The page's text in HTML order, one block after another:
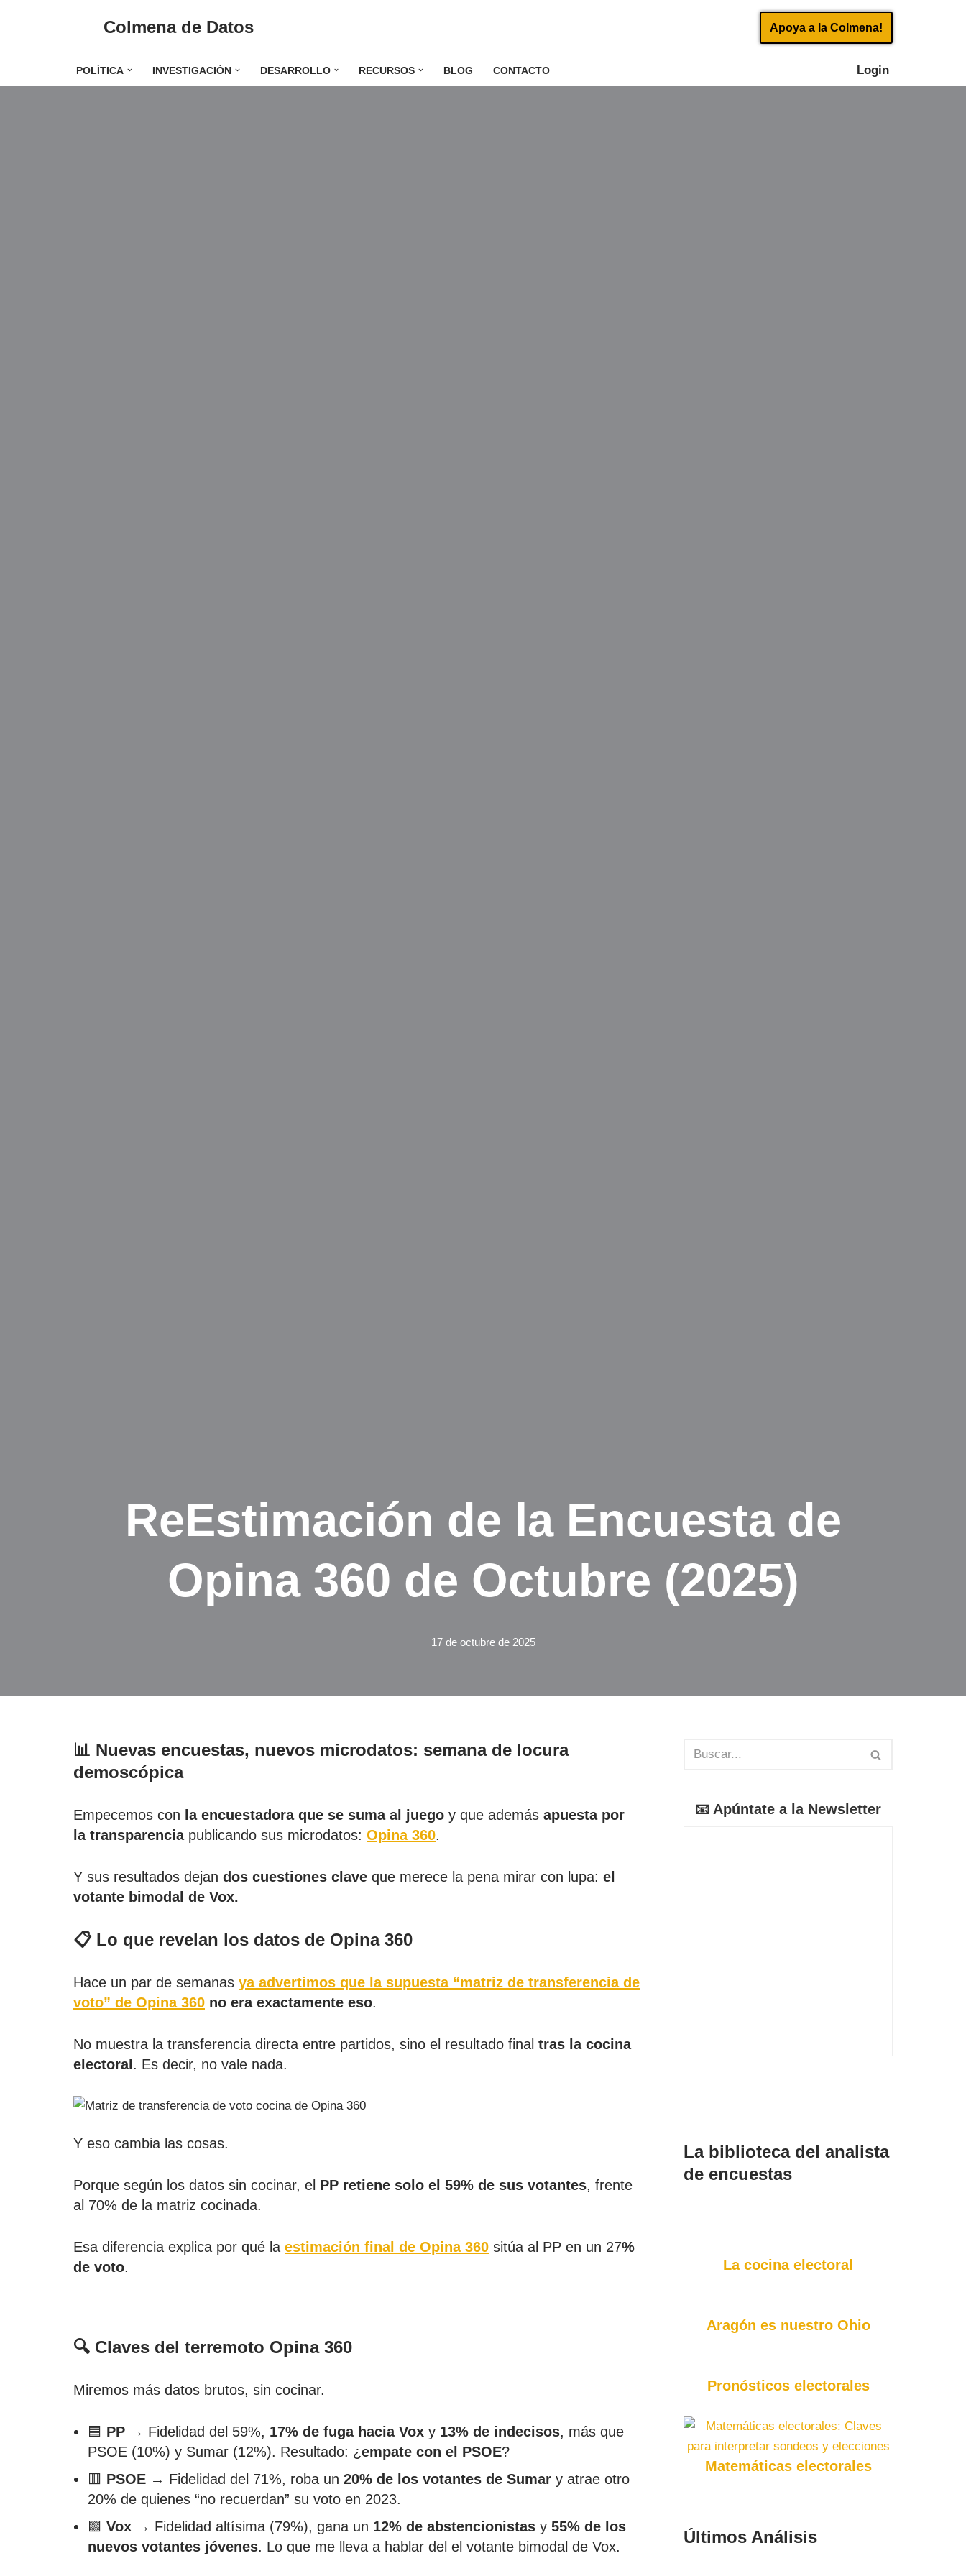
Colmena de Datos Apoya a la Colmena!
POLÍTICA INVESTIGACIÓN DESARROLLO RECURSOS BLOG CONTACTO Login
ReEstimación de la Encuesta de
Opina 360 de Octubre (2025)
17 de octubre de 2025
📊 Nuevas encuestas, nuevos microdatos: semana de locura
demoscópica
Empecemos con la encuestadora que se suma al juego y que además apuesta por
la transparenciapublicando sus microdatos: Opina 360.
Y sus resultados dejan dos cuestiones clave que merece la pena mirar con lupa: el
votante bimodal de Vox.
📋 Lo que revelan los datos de Opina 360
Hace un par de semanas ya advertimos que la supuesta “matriz de transferencia de
voto” de Opina 360 no era exactamente eso.
No muestra la transferencia directa entre partidos, sino el resultado final tras la cocina
electoral . Es decir, no vale nada.
Y eso cambia las cosas.
Porque según los datos sin cocinar, el PP retiene solo el 59% de sus votantes, frente
al 70% de la matriz cocinada.
Esa diferencia explica por qué la estimación final de Opina 360 sitúa al PP en un 27%
de voto.
🔍 Claves del terremoto Opina 360
Miremos más datos brutos, sin cocinar.
🟦 PP → Fidelidad del 59%, 17% de fuga hacia Vox y 13% de indecisos, más que
PSOE (10%) y Sumar (12%). Resultado: ¿empate con el PSOE?
🟥 PSOE → Fidelidad del 71%, roba un 20% de los votantes de Sumar y atrae otro
20% de quienes “no recuerdan” su voto en 2023.
🟩 Vox → Fidelidad altísima (79%), gana un 12% de abstencionistas y 55% de los
nuevos votantes jóvenes. Lo que me lleva a hablar del el votante bimodal de Vox.
📧 Apúntate a la Newsletter
La biblioteca del analista
de encuestas
La cocina electoral
Aragón es nuestro Ohio
Pronósticos electorales
Matemáticas electorales
Últimos Análisis